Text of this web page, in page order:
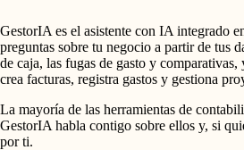
GestorIA es el asistente con IA integrado
preguntas sobre tu negocio a partir de tus
de caja, las fugas de gasto y comparativas,
crea facturas, registra gastos y gestiona
La mayoría de las herramientas de
GestorIA habla contigo sobre ellos y, si
por ti.